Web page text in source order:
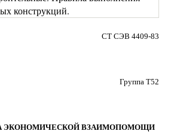
конструкций.
СТ СЭВ 4409-83
Группа Т52
ЭКОНОМИЧЕСКОЙ ВЗАИМОПОМОЩИ